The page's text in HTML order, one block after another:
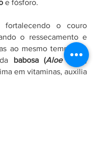
e fósforo.
o couro
o ressecamento e
ao mesmo tempo em
babosa (Aloe vera
,
em vitaminas, auxilia